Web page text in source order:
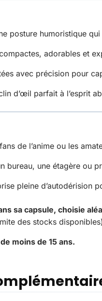
posture humoristique
adorables et
avec précision pour
d’œil parfait à l’esprit
de l’anime ou les
bureau, une étagère ou
pleine d’autodérision
sa capsule, choisie
des stocks
moins de 15 ans.